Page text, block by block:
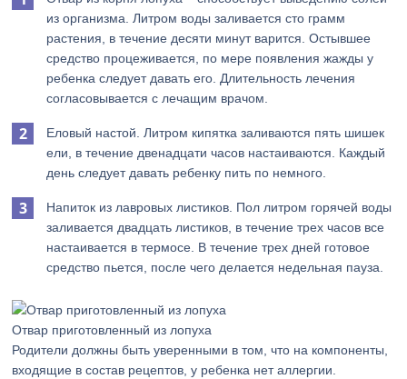
из организма. Литром воды заливается сто грамм
растения, в течение десяти минут варится. Остывшее
средство процеживается, по мере появления жажды у
ребенка следует давать его. Длительность лечения
согласовывается с лечащим врачом.
Еловый настой. Литром кипятка заливаются пять шишек
ели, в течение двенадцати часов настаиваются. Каждый
день следует давать ребенку пить по немного.
Напиток из лавровых листиков. Пол литром горячей воды
заливается двадцать листиков, в течение трех часов все
настаивается в термосе. В течение трех дней готовое
средство пьется, после чего делается недельная пауза.
Отвар приготовленный из лопуха
Родители должны быть уверенными в том, что на компоненты,
входящие в состав рецептов, у ребенка нет аллергии.